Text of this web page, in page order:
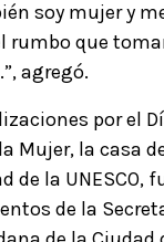
soy mujer y
rumbo que
agregó.
por el
Mujer, la casa
de la UNESCO,
de la